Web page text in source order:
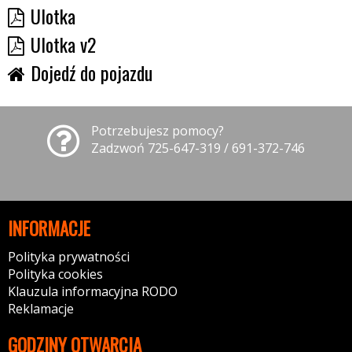
Ulotka
Ulotka v2
Dojedź do pojazdu
Potrzebujesz pomocy?
Zadzwoń 725-647-319 / 691-372-746
INFORMACJE
Polityka prywatności
Polityka cookies
Klauzula informacyjna RODO
Reklamacje
GODZINY OTWARCIA